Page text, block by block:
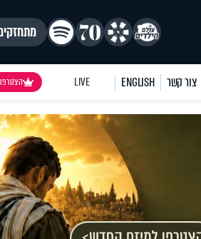
צור קשר ENGLISH
LIVE